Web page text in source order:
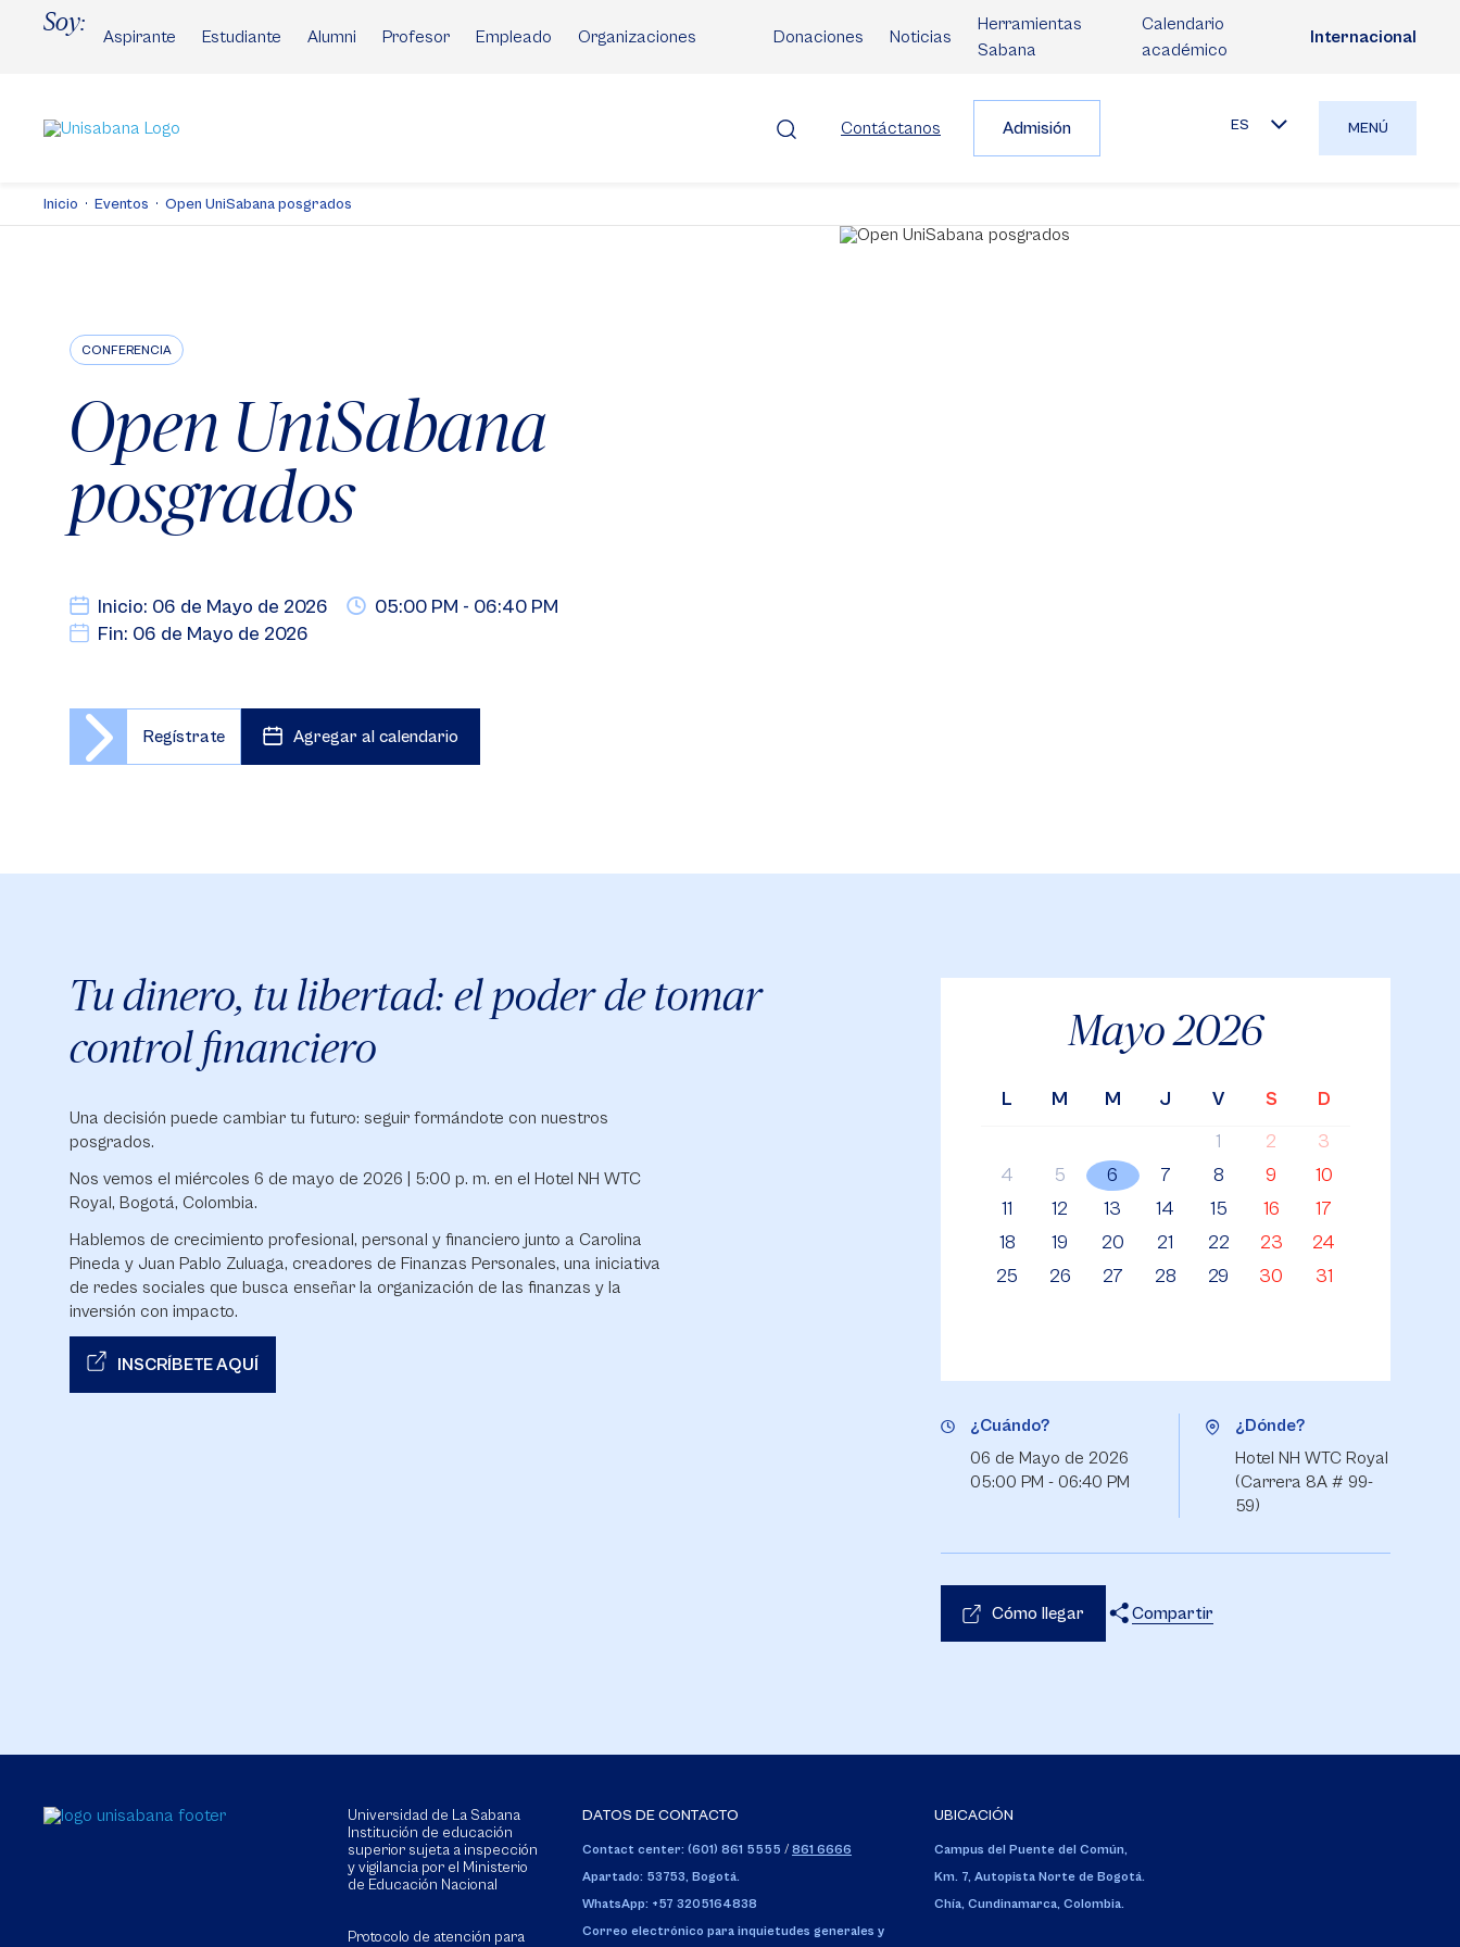
Soy:
Aspirante Estudiante Alumni Profesor Empleado Organizaciones Donaciones Noticias
Herramientas
Sabana
Calendario
académico
Internacional
Contáctanos Admisión ES MENÚ
Inicio Eventos Open UniSabana posgrados
CONFERENCIA
Open UniSabana
posgrados
Inicio: 06 de Mayo de 2026
Fin: 06 de Mayo de 2026
05:00 PM - 06:40 PM
Regístrate Agregar al calendario
Tu dinero, tu libertad: el poder de tomar
control financiero
Una decisión puede cambiar tu futuro: seguir formándote con nuestros
posgrados.
Nos vemos el miércoles 6 de mayo de 2026 | 5:00 p. m. en el Hotel NH WTC
Royal, Bogotá, Colombia.
Hablemos de crecimiento profesional, personal y financiero junto a Carolina
Pineda y Juan Pablo Zuluaga, creadores de Finanzas Personales, una iniciativa
de redes sociales que busca enseñar la organización de las finanzas y la
inversión con impacto.
INSCRÍBETE AQUÍ
Mayo2026
L M M J V S
D
1
2
3
4
5 6 7 8 9
10
11
12 13 14 15 16
17
18
19 20 21 22 23
24
25
26 27 28 29 30 31
¿Cuándo?
06 de Mayo de 2026
05:00 PM - 06:40 PM
¿Dónde?
Hotel NH WTC Royal
(Carrera 8A # 99-
59)
Cómo llegar
Compartir
Universidad de La Sabana
Institución de educación
superior sujeta a inspección
y vigilancia por el Ministerio
de Educación Nacional
Protocolo de atención para
DATOS DE CONTACTO
Contact center: (601) 861 5555 / 861 6666
Apartado: 53753, Bogotá.
WhatsApp: +57 3205164838
Correo electrónico para inquietudes generales y
UBICACIÓN
Campus del Puente del Común,
Km. 7, Autopista Norte de Bogotá.
Chía, Cundinamarca, Colombia.